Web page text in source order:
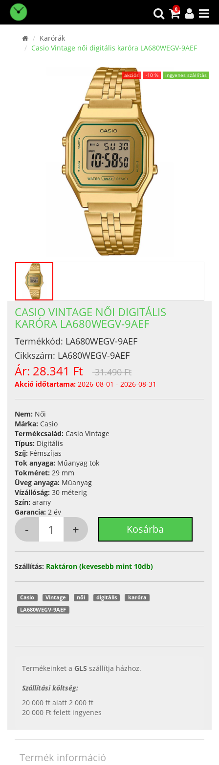
0
Karórák
Casio Vintage női digitális karóra LA680WEGV-9AEF
akciós -10 % ingyenes szállítás
CASIO VINTAGE NŐI DIGITÁLIS
KARÓRA LA680WEGV-9AEF
Termékkód: LA680WEGV-9AEF
Cikkszám: LA680WEGV-9AEF
Ár: 28.341 Ft 31.490 Ft
Akció időtartama: 2026-08-01 - 2026-08-31
Nem: Női
Márka: Casio
Termékcsalád: Casio Vintage
Típus: Digitális
Szíj: Fémszíjas
Tok anyaga: Műanyag tok
Tokméret: 29 mm
Üveg anyaga: Műanyag
Vízállóság: 30 méterig
Szín: arany
Garancia: 2 év
Szállítás: Raktáron (kevesebb mint 10db)
Casio Vintage női digitális
karóra
LA680WEGV-9AEF
Termékeinket a GLS szállítja házhoz.
Szállítási költség:
20 000 ft alatt 2 000 ft
20 000 Ft felett ingyenes
Termék információ